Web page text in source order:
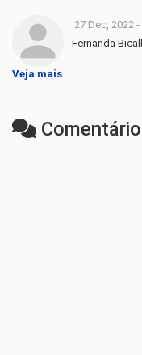
27 Dec, 2022
Fernanda
Veja mais